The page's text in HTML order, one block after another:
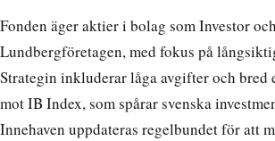
Fonden äger aktier i bolag som Investor och
Lundbergföretagen, med fokus på
Strategin inkluderar låga avgifter och bred
mot IB Index, som spårar svenska
Innehaven uppdateras regelbundet för att